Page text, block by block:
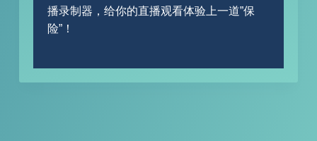
播录制器，给你的直播观看体验上一道”保
险”！